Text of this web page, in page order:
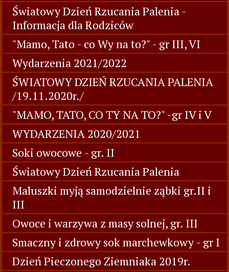
Światowy Dzień Rzucania Palenia -
Informacja dla Rodziców
"Mamo, Tato - co Wy na to?" - gr III, VI
Wydarzenia 2021/2022
ŚWIATOWY DZIEŃ RZUCANIA PALENIA
/19.11.2020r./
"MAMO, TATO, CO TY NA TO?" -gr IV i V
WYDARZENIA 2020/2021
Soki owocowe - gr. II
Światowy Dzień Rzucania Palenia
Maluszki myją samodzielnie ząbki gr.II i
III
Owoce i warzywa z masy solnej, gr. III
Smaczny i zdrowy sok marchewkowy - gr I
Dzień Pieczonego Ziemniaka 2019r.